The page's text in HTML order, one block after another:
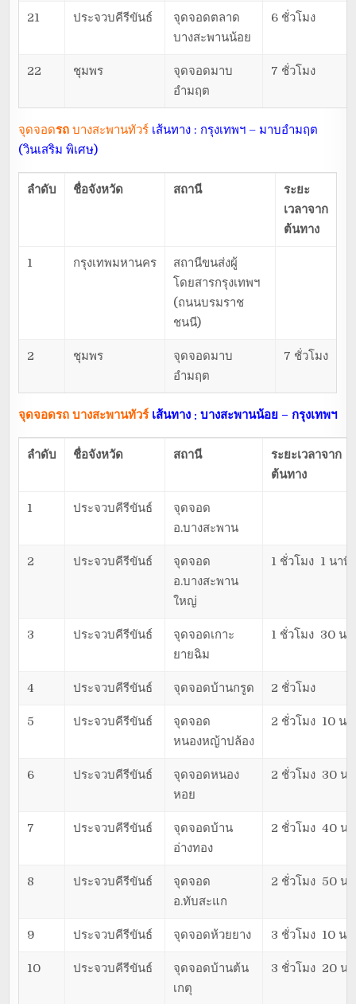
21 ประจวบคีรีขันธ์
จุดจอดตลาด
บางสะพานน้อย
6 ชั่วโมง
22 ชุมพร
จุดจอดมาบ
อำมฤต
7 ชั่วโมง
จุดจอดรถ บางสะพานทัวร์ เส้นทาง : กรุงเทพฯ – มาบอำมฤต
(วินเสริม พิเศษ)
ลำดับ ชื่อจังหวัด สถานี
ระยะ
เวลาจาก
ต้นทาง
1 กรุงเทพมหานคร
สถานีขนส่งผู้
โดยสารกรุงเทพฯ
(ถนนบรมราช
ชนนี)
2 ชุมพร
จุดจอดมาบ
อำมฤต
7 ชั่วโมง
จุดจอดรถ บางสะพานทัวร์เส้นทาง : บางสะพานน้อย – กรุงเทพฯ
ลำดับ ชื่อจังหวัด สถานี
ระยะเวลาจาก
ต้นทาง
1 ประจวบคีรีขันธ์
จุดจอด
อ.บางสะพาน
2 ประจวบคีรีขันธ์
จุดจอด
อ.บางสะพาน
ใหญ่
1 ชั่วโมง 1 นาที
3 ประจวบคีรีขันธ์
จุดจอดเกาะ
ยายฉิม
1 ชั่วโมง 30 น
4 ประจวบคีรีขันธ์ จุดจอดบ้านกรูด 2 ชั่วโมง
5 ประจวบคีรีขันธ์
จุดจอด
หนองหญ้าปล้อง
2 ชั่วโมง 10 น
6 ประจวบคีรีขันธ์
จุดจอดหนอง
หอย
2 ชั่วโมง 30 น
7 ประจวบคีรีขันธ์
จุดจอดบ้าน
อ่างทอง
2 ชั่วโมง 40 น
8 ประจวบคีรีขันธ์
จุดจอด
อ.ทับสะแก
2 ชั่วโมง 50 น
9 ประจวบคีรีขันธ์ จุดจอดห้วยยาง 3 ชั่วโมง 10 น
10 ประจวบคีรีขันธ์
จุดจอดบ้านต้น
เกตุ
3 ชั่วโมง 20 น